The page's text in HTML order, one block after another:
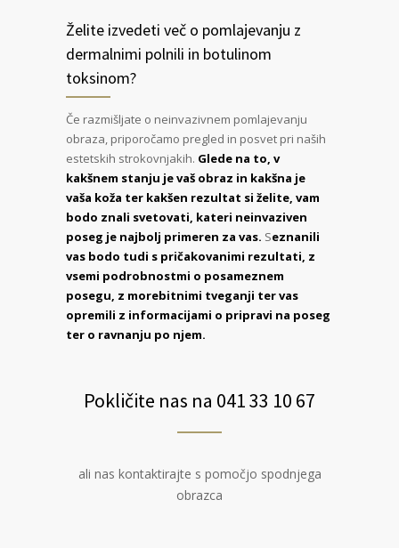
Želite izvedeti več o pomlajevanju z
dermalnimi polnili in botulinom
toksinom?
Če razmišljate o neinvazivnem pomlajevanju
obraza, priporočamo pregled in posvet pri naših
estetskih strokovnjakih. Glede na to, v
kakšnem stanju je vaš obraz in kakšna je
vaša koža ter kakšen rezultat si želite, vam
bodo znali svetovati, kateri neinvaziven
poseg je najbolj primeren za vas. Seznanili
vas bodo tudi s pričakovanimi rezultati, z
vsemi podrobnostmi o posameznem
posegu, z morebitnimi tveganji ter vas
opremili z informacijami o pripravi na poseg
ter o ravnanju po njem.
Pokličite nas na 041 33 10 67
ali nas kontaktirajte s pomočjo spodnjega
obrazca